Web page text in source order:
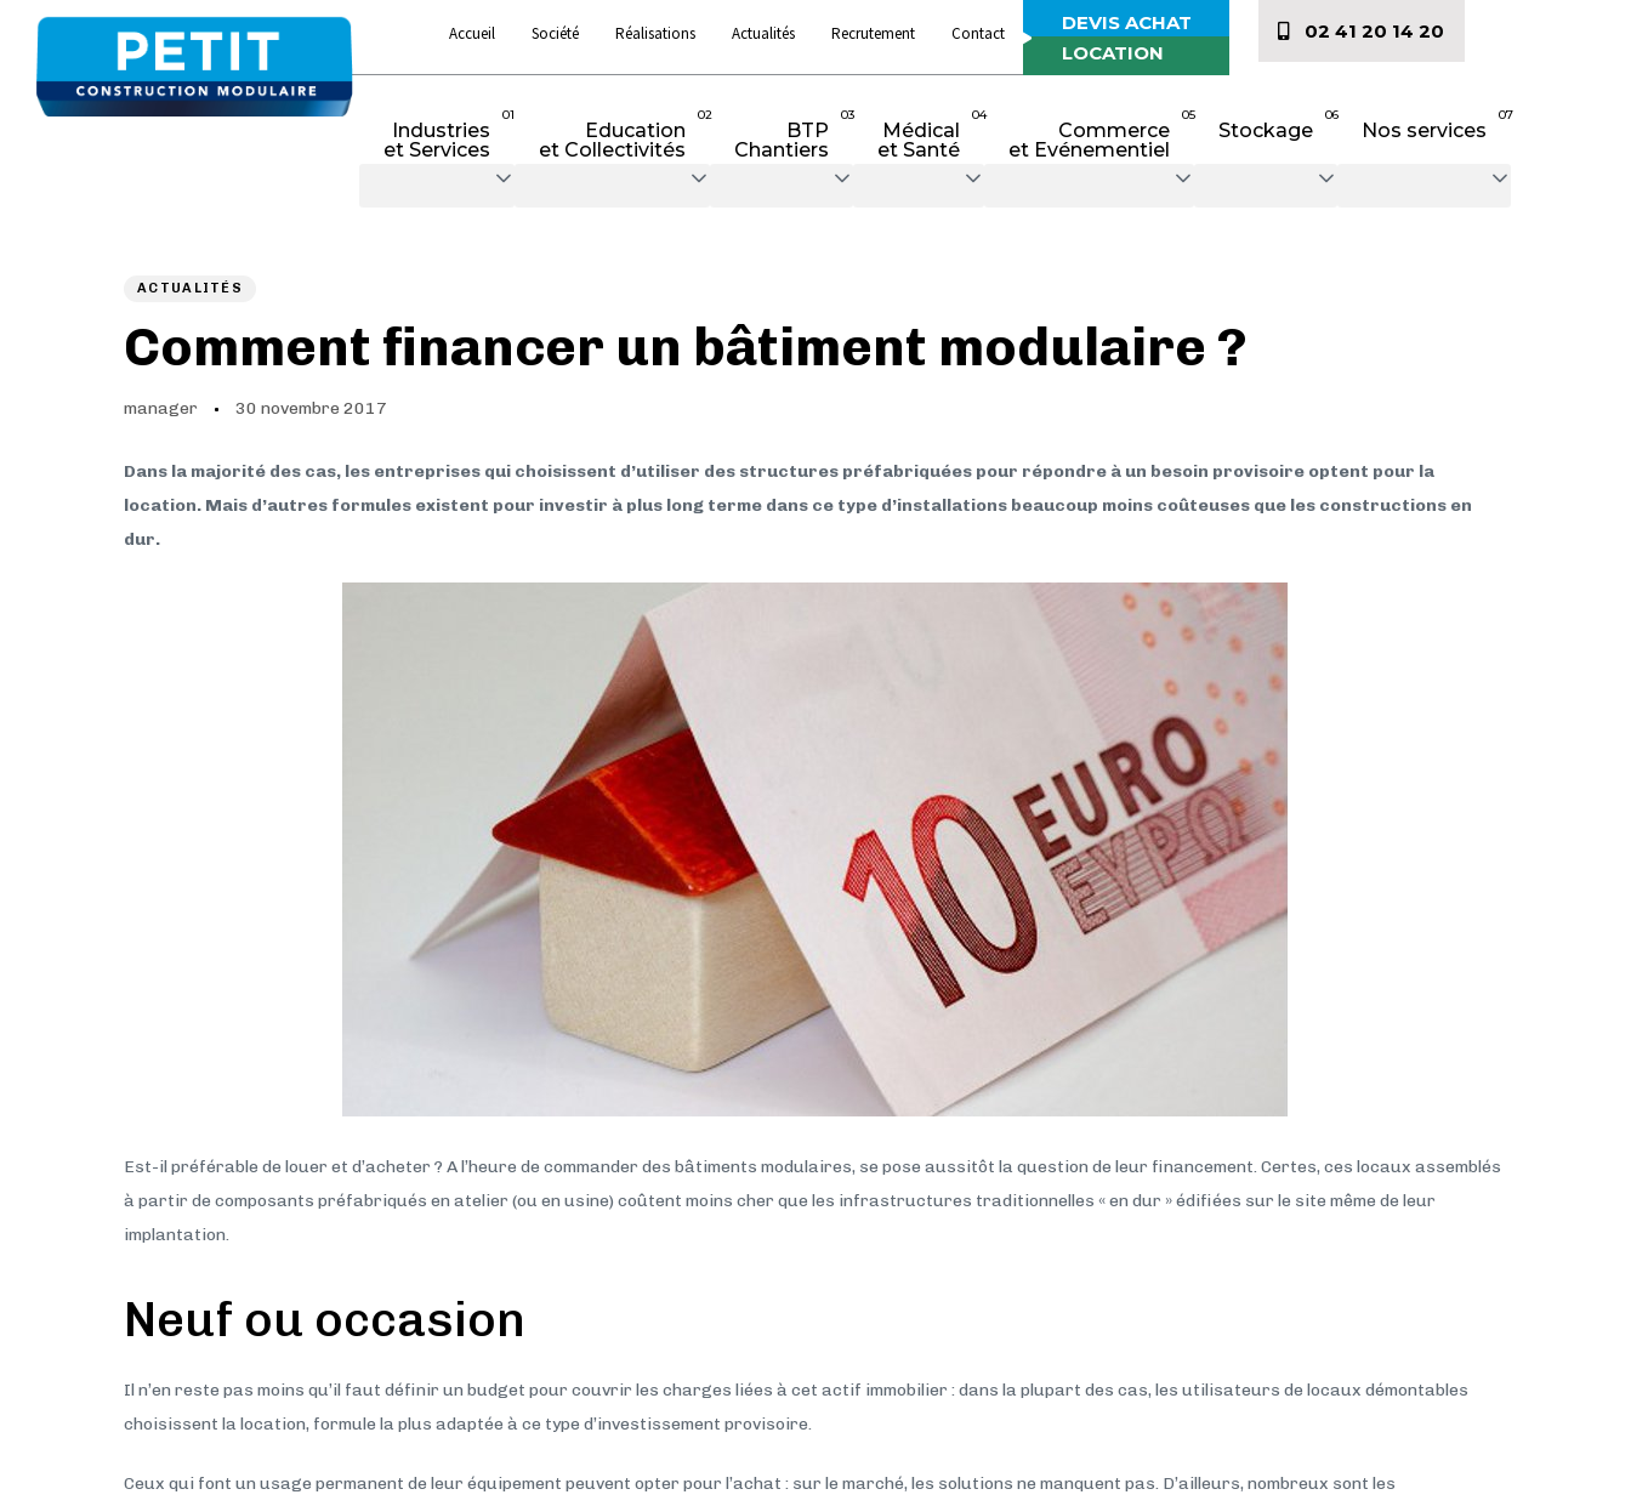
Accueil Société Réalisations Actualités Recrutement Contact
DEVIS ACHAT
LOCATION
02 41 20 14 20
Industries
et Services
01
Education
et Collectivités
02
BTP
Chantiers
03
Médical
et Santé
04
Commerce
et Evénementiel
05
Stockage
06
Nos services
07
ACTUALITÉS
Comment financer un bâtiment modulaire ?
manager 30 novembre 2017
Dans la majorité des cas, les entreprises qui choisissent d’utiliser des structures préfabriquées pour répondre à un besoin provisoire optent pour la
location. Mais d’autres formules existent pour investir à plus long terme dans ce type d’installations beaucoup moins coûteuses que les constructions en
dur.
Est-il préférable de louer et d’acheter ? A l’heure de commander des bâtiments modulaires, se pose aussitôt la question de leur financement. Certes, ces locaux assemblés
à partir de composants préfabriqués en atelier (ou en usine) coûtent moins cher que les infrastructures traditionnelles « en dur » édifiées sur le site même de leur
implantation.
Neuf ou occasion
Il n’en reste pas moins qu’il faut définir un budget pour couvrir les charges liées à cet actif immobilier : dans la plupart des cas, les utilisateurs de locaux démontables
choisissent la location, formule la plus adaptée à ce type d’investissement provisoire.
Ceux qui font un usage permanent de leur équipement peuvent opter pour l’achat : sur le marché, les solutions ne manquent pas. D’ailleurs, nombreux sont les